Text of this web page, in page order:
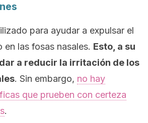
para ayudar a expulsar el
en las fosas nasales. Esto, a su
a reducir la irritación de los
. Sin embargo, no hay
que prueben con certeza
.